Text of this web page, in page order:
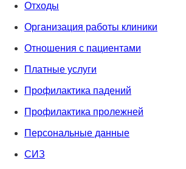
Отходы
Организация работы клиники
Отношения с пациентами
Платные услуги
Профилактика падений
Профилактика пролежней
Персональные данные
СИЗ